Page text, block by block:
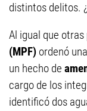
distintos delitos.
Al igual que otras
(MPF) ordenó
un hecho de
cargo de los
identificó dos